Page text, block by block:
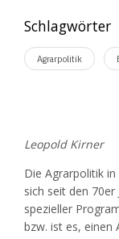
Schlagwörter
Agrarpolitik
Leopold Kirner
Die Agrarpolitik
sich seit den
spezieller
bzw. ist es, einen